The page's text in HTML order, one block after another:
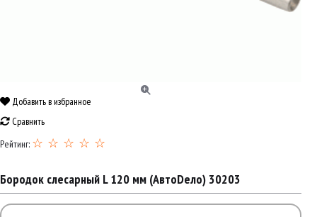
Добавить в избранное
Сравнить
Рейтинг: ☆ ☆ ☆ ☆ ☆
Бородок слесарный L 120 мм (АвтоDело) 30203